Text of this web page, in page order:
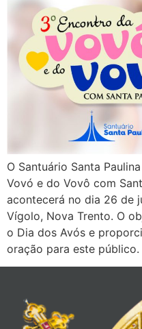
O Santuário Santa
Vovó e do Vovô com
acontecerá no dia 26 de
Vígolo, Nova Trento. O
o Dia dos Avós e
oração para este